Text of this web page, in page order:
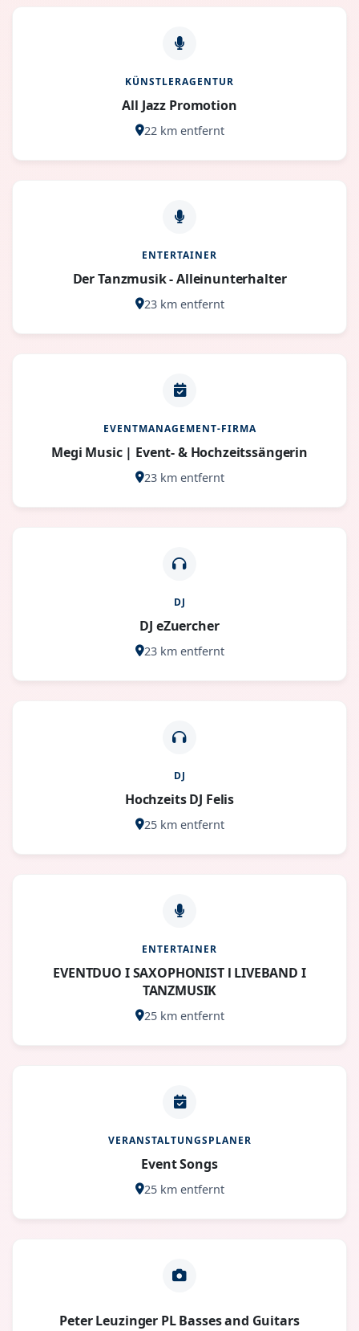
KÜNSTLERAGENTUR
All Jazz Promotion
22 km entfernt
ENTERTAINER
Der Tanzmusik - Alleinunterhalter
23 km entfernt
EVENTMANAGEMENT-FIRMA
Megi Music | Event- & Hochzeitssängerin
23 km entfernt
DJ
DJ eZuercher
23 km entfernt
DJ
Hochzeits DJ Felis
25 km entfernt
ENTERTAINER
EVENTDUO I SAXOPHONIST l LIVEBAND I
TANZMUSIK
25 km entfernt
VERANSTALTUNGSPLANER
Event Songs
25 km entfernt
Peter Leuzinger PL Basses and Guitars